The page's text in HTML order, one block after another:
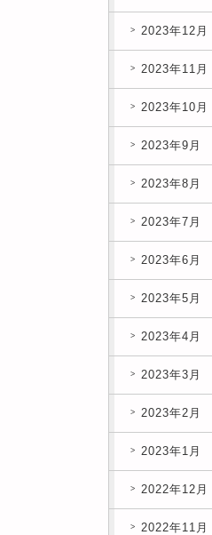
2023年12月
2023年11月
2023年10月
2023年9月
2023年8月
2023年7月
2023年6月
2023年5月
2023年4月
2023年3月
2023年2月
2023年1月
2022年12月
2022年11月